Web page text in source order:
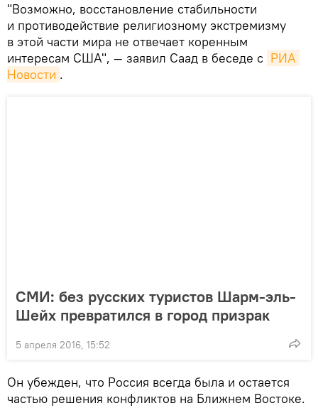
"Возможно, восстановление стабильности
и противодействие религиозному экстремизму
в этой части мира не отвечает коренным
интересам США", — заявил Саад в беседе с РИА
Новости .
СМИ: без русских туристов Шарм-эль-
Шейх превратился в город призрак
5 апреля 2016, 15:52
Он убежден, что Россия всегда была и остается
частью решения конфликтов на Ближнем Востоке.